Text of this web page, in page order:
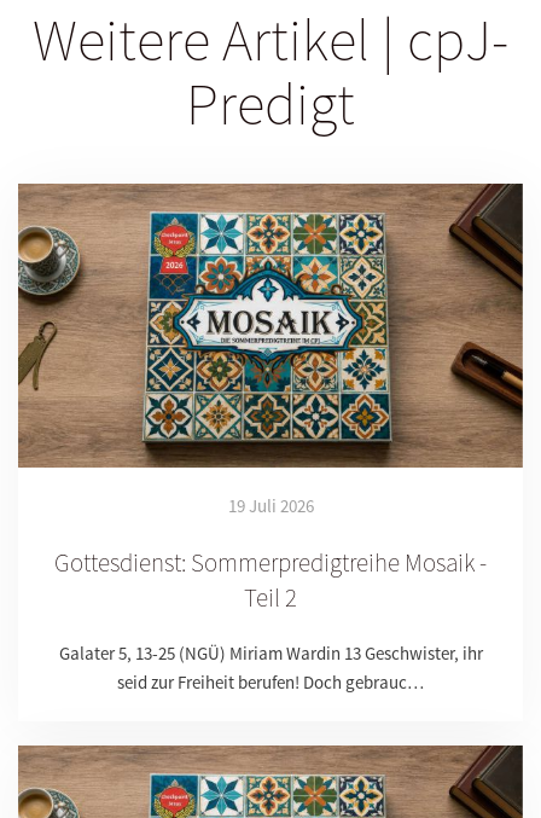
Weitere Artikel | cpJ-
Predigt
19 Juli 2026
Gottesdienst: Sommerpredigtreihe Mosaik -
Teil 2
Galater 5, 13-25 (NGÜ) Miriam Wardin 13 Geschwister, ihr
seid zur Freiheit berufen! Doch gebrauc…